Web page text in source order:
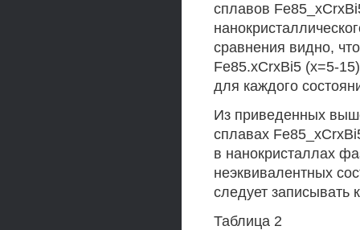
сплавов
сравнения видно,
Fe85.xCrxBi5 (х=5-
для каждого
Из приведенных
сплавах
в нанокристаллах
неэквивалентных
следует записывать
Таблица 2